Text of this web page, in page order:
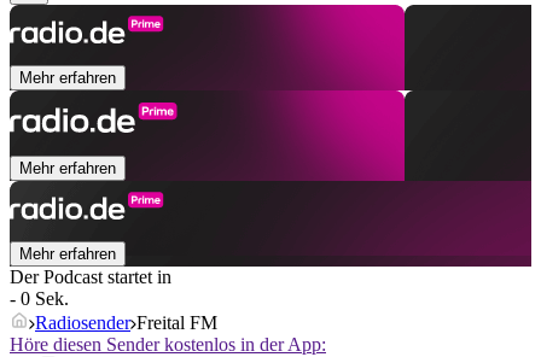
Mehr erfahren
Mehr erfahren
Mehr erfahren
Der Podcast startet in
- 0 Sek.
Radiosender Freital FM
Höre diesen Sender kostenlos in der App: